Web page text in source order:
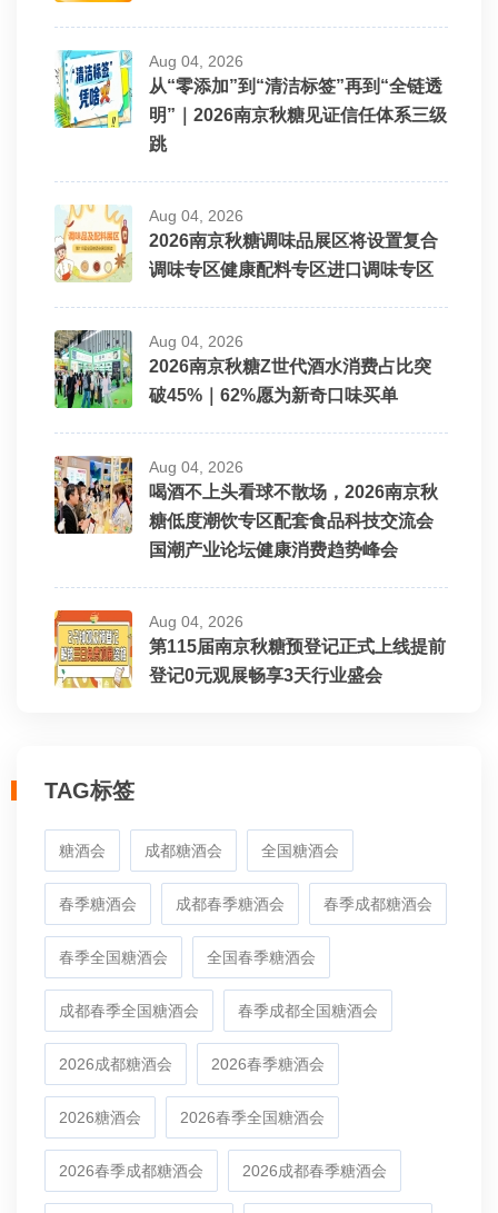
Aug 04, 2026
从“零添加”到“清洁标签”再到“全链透
明”｜2026南京秋糖见证信任体系三级
跳
Aug 04, 2026
2026南京秋糖调味品展区将设置复合
调味专区健康配料专区进口调味专区
Aug 04, 2026
2026南京秋糖Z世代酒水消费占比突
破45%｜62%愿为新奇口味买单
Aug 04, 2026
喝酒不上头看球不散场，2026南京秋
糖低度潮饮专区配套食品科技交流会
国潮产业论坛健康消费趋势峰会
Aug 04, 2026
第115届南京秋糖预登记正式上线提前
登记0元观展畅享3天行业盛会
TAG标签
糖酒会 成都糖酒会 全国糖酒会
春季糖酒会 成都春季糖酒会 春季成都糖酒会
春季全国糖酒会 全国春季糖酒会
成都春季全国糖酒会 春季成都全国糖酒会
2026成都糖酒会 2026春季糖酒会
2026糖酒会 2026春季全国糖酒会
2026春季成都糖酒会 2026成都春季糖酒会